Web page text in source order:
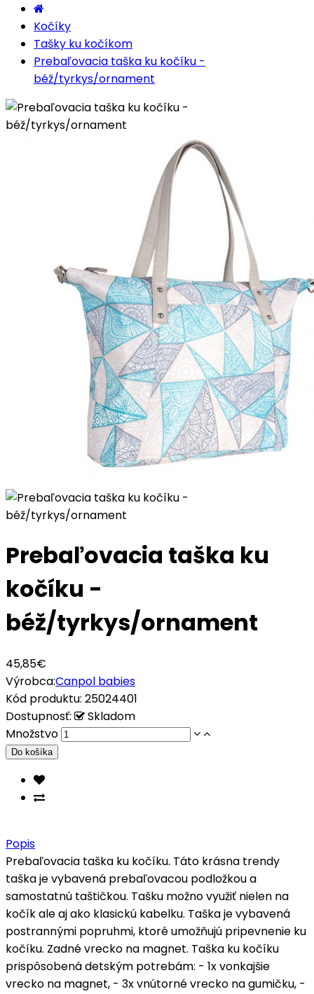
Kočíky
Tašky ku kočíkom
Prebaľovacia taška ku kočíku -
béž/tyrkys/ornament
Prebaľovacia taška ku
kočíku -
béž/tyrkys/ornament
45,85€
Výrobca:Canpol babies
Kód produktu: 25024401
Dostupnosť:
Skladom
Množstvo
Popis
Prebaľovacia taška ku kočíku. Táto krásna trendy
taška je vybavená prebaľovacou podložkou a
samostatnú taštičkou. Tašku možno využiť nielen na
kočík ale aj ako klasickú kabelku. Taška je vybavená
postrannými popruhmi, ktoré umožňujú pripevnenie ku
kočíku. Zadné vrecko na magnet. Taška ku kočíku
prispôsobená detským potrebám: - 1x vonkajšie
vrecko na magnet, - 3x vnútorné vrecko na gumičku, -